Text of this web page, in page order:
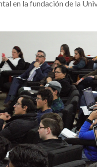
en la fundación de la